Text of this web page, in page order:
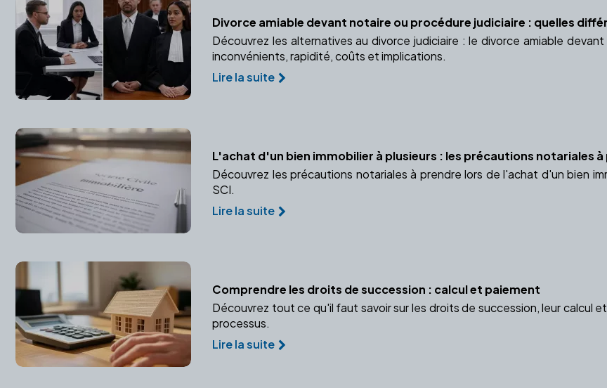
Divorce amiable devant notaire ou procédure judiciaire : quelles
Découvrez les alternatives au divorce judiciaire : le divorce amiable
inconvénients, rapidité, coûts et implications.
Lire la suite
L'achat d'un bien immobilier à plusieurs : les précautions notariales à
Découvrez les précautions notariales à prendre lors de l'achat d'un bien
SCI.
Lire la suite
Comprendre les droits de succession : calcul et paiement
Découvrez tout ce qu'il faut savoir sur les droits de succession, leur calcul
processus.
Lire la suite